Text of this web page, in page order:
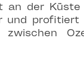
an der Küste
und profitiert
zwischen